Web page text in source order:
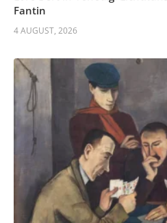
Fantin
4 AUGUST, 2026